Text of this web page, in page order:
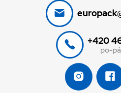
+420
po-